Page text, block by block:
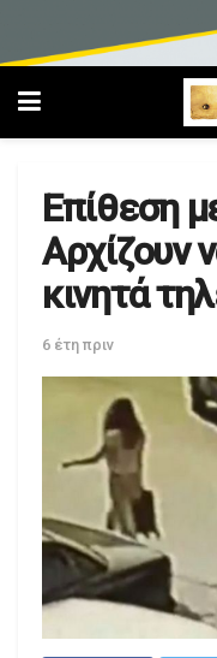
Επίθεση
Αρχίζουν
κινητά
6 έτη πριν